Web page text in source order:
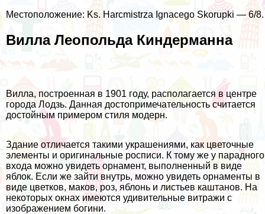
Местоположение: Ks. Harcmistrza Ignacego Skorupki — 6/8.
Вилла Леопольда Киндерманна
Вилла, построенная в 1901 году, располагается в центре
города Лодзь. Данная достопримечательность считается
достойным примером стиля модерн.
Здание отличается такими украшениями, как цветочные
элементы и оригинальные росписи. К тому же у парадного
входа можно увидеть орнамент, выполненный в виде
яблок. Если же зайти внутрь, можно увидеть орнаменты в
виде цветков, маков, роз, яблонь и листьев каштанов. На
некоторых окнах имеются удивительные витражи с
изображением богини.